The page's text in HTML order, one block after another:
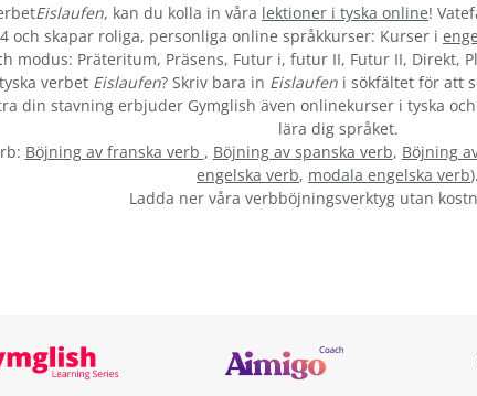
Eislaufen, kan du kolla in våra lektioner i tyska online!
och skapar roliga, personliga online språkkurser: Kurser i
modus: Präteritum, Präsens, Futur i, futur II, Futur II, Direkt,
verbet Eislaufen? Skriv bara in Eislaufeni sökfältet för att
din stavning erbjuder Gymglish även onlinekurser i tyska
lära dig språket.
Böjning av franska verb , Böjning av spanska verb, Böjning
engelska verb, modala engelska verb).
Ladda ner våra verbböjningsverktyg utan